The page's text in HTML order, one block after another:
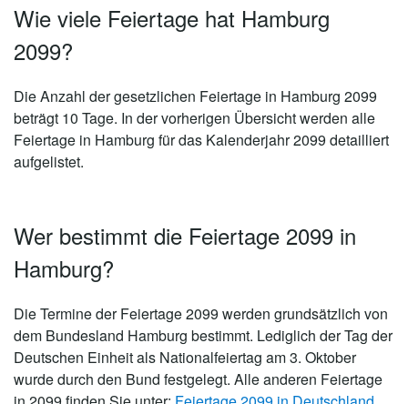
Wie viele Feiertage hat Hamburg
2099?
Die Anzahl der gesetzlichen Feiertage in Hamburg 2099
beträgt 10 Tage. In der vorherigen Übersicht werden alle
Feiertage in Hamburg für das Kalenderjahr 2099 detailliert
aufgelistet.
Wer bestimmt die Feiertage 2099 in
Hamburg?
Die Termine der Feiertage 2099 werden grundsätzlich von
dem Bundesland Hamburg bestimmt. Lediglich der Tag der
Deutschen Einheit als Nationalfeiertag am 3. Oktober
wurde durch den Bund festgelegt. Alle anderen Feiertage